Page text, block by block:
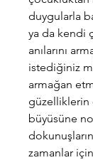
duygularla
ya da kendi
anılarını
istediğiniz
armağan
güzelliklerin
büyüsüne
zamanlar